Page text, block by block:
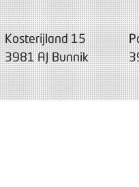
Kosterijland 15
3981 AJ Bunnik